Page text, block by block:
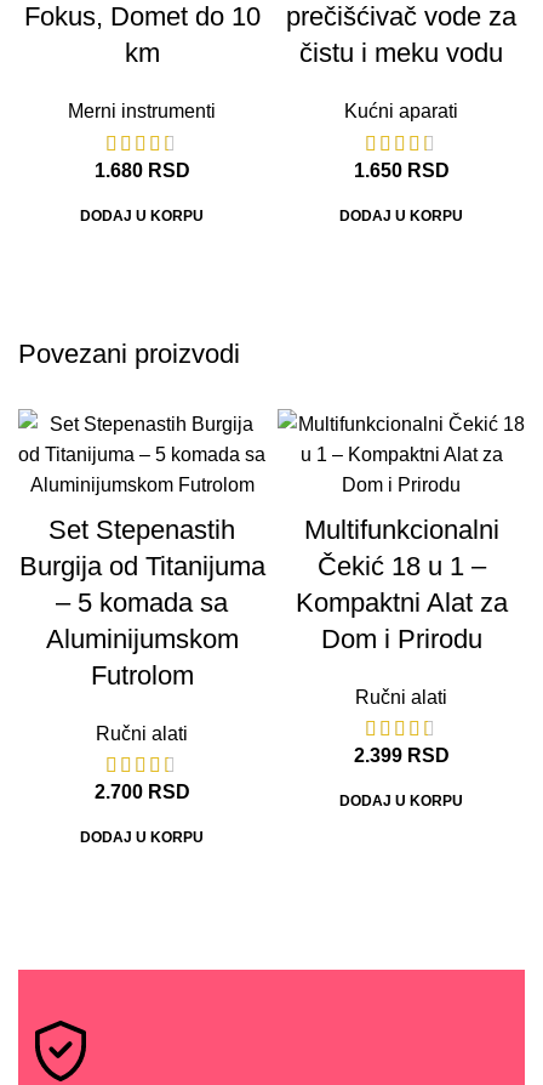
Fokus, Domet do 10
km
Merni instrumenti
1.680 RSD
DODAJ U KORPU
prečišćivač vode za
čistu i meku vodu
Kućni aparati
1.650 RSD
DODAJ U KORPU
Povezani proizvodi
Set Stepenastih
Burgija od Titanijuma
– 5 komada sa
Aluminijumskom
Futrolom
Ručni alati
2.700 RSD
DODAJ U KORPU
Multifunkcionalni
Čekić 18 u 1 –
Kompaktni Alat za
Dom i Prirodu
Ručni alati
2.399 RSD
DODAJ U KORPU